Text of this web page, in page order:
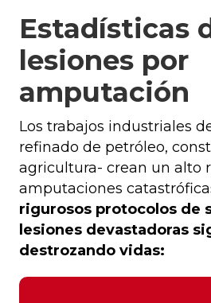
Estadísticas
lesiones por
amputación
Los trabajos industriales
refinado de petróleo,
agricultura- crean un alto
amputaciones
rigurosos protocolos de
lesiones devastadoras
destrozando vidas: